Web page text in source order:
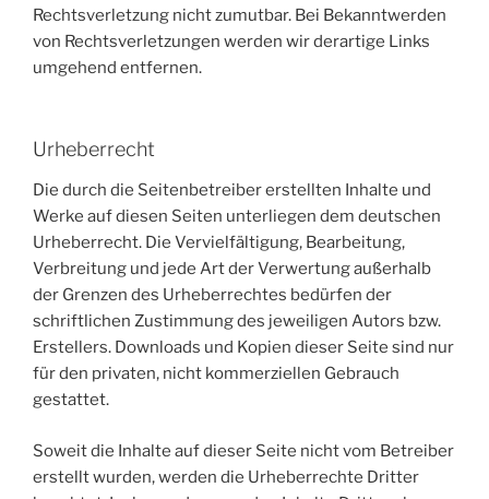
Rechtsverletzung nicht zumutbar. Bei Bekanntwerden
von Rechtsverletzungen werden wir derartige Links
umgehend entfernen.
Urheberrecht
Die durch die Seitenbetreiber erstellten Inhalte und
Werke auf diesen Seiten unterliegen dem deutschen
Urheberrecht. Die Vervielfältigung, Bearbeitung,
Verbreitung und jede Art der Verwertung außerhalb
der Grenzen des Urheberrechtes bedürfen der
schriftlichen Zustimmung des jeweiligen Autors bzw.
Erstellers. Downloads und Kopien dieser Seite sind nur
für den privaten, nicht kommerziellen Gebrauch
gestattet.
Soweit die Inhalte auf dieser Seite nicht vom Betreiber
erstellt wurden, werden die Urheberrechte Dritter